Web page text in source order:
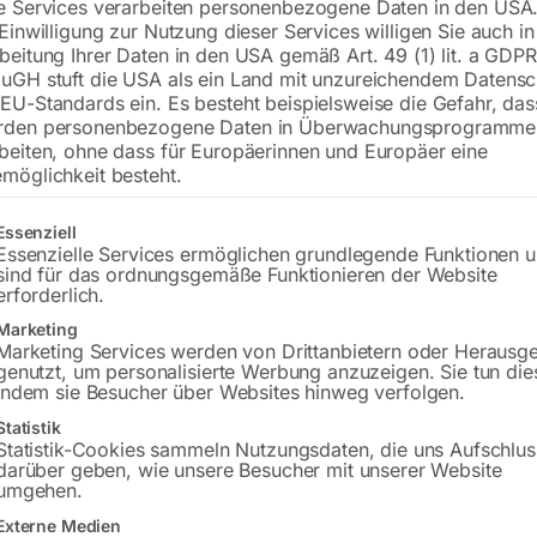
€ 300,00
inkl. MwSt. zzgl.Versandkosten
Lieferzeit:ca. 2 - 3 Tage
Bitte beachten Sie: Die Versandkosten
In den
Sie haben
Gerne
Services verarbeiten personenbezogene Daten in den
zur Nutzung dieser Services willigen Sie auch
Ihrer Daten in den USA gemäß Art. 49 (1) lit. a
stuft die USA als ein Land mit unzureichendem
Standards ein. Es besteht beispielsweise die Gefahr,
personenbezogene Daten in
ohne dass für Europäerinnen und Europäer eine
besteht.
eine Liste der Service-Gruppen, für die eine Einwilligung erteilt
Services ermöglichen grundlegende Funktionen
für das ordnungsgemäße Funktionieren der Website
Services werden von Drittanbietern oder
um personalisierte Werbung anzuzeigen. Sie tun
sie Besucher über Websites hinweg verfolgen.
Cookies sammeln Nutzungsdaten, die uns
geben, wie unsere Besucher mit unserer Website
Medien